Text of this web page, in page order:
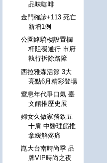
品味咖啡
金門確診+113 死亡
新增1例
公園路騎樓設置欄
杆阻礙通行 市府
執行拆除路障
西拉雅森活節 3大
亮點6月精彩登場
窒息年代爭口氣 臺
文館推歷史展
婦女久做家務致五
十肩 中醫理筋推
拿緩解疼痛
崑大台南時尚季 品
牌VIP時尚之夜